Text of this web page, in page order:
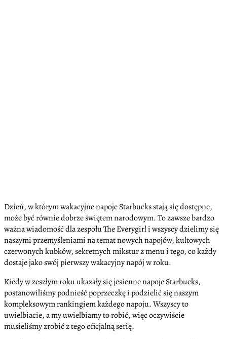
Dzień, w którym wakacyjne napoje Starbucks stają się dostępne,
może być równie dobrze świętem narodowym. To zawsze bardzo
ważna wiadomość dla zespołu The Everygirl i wszyscy dzielimy się
naszymi przemyśleniami na temat nowych napojów, kultowych
czerwonych kubków, sekretnych mikstur z menu i tego, co każdy
dostaje jako swój pierwszy wakacyjny napój w roku.
Kiedy w zeszłym roku ukazały się jesienne napoje Starbucks,
postanowiliśmy podnieść poprzeczkę i podzielić się naszym
kompleksowym rankingiem każdego napoju. Wszyscy to
uwielbiacie, a my uwielbiamy to robić, więc oczywiście
musieliśmy zrobić z tego oficjalną serię.